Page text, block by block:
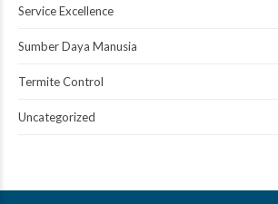
Service Excellence
Sumber Daya Manusia
Termite Control
Uncategorized